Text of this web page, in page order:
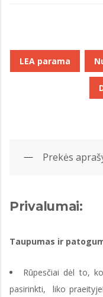
LEA parama
Prekės
Privalumai:
Taupumas ir
Rūpesčiai dėl to,
pasirinkti, liko